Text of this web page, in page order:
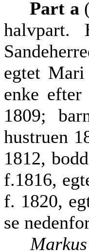
Part a
halvpart.
egtet
enke
1809;
hustruen
1812,
f.1816,
f. 1820,
se